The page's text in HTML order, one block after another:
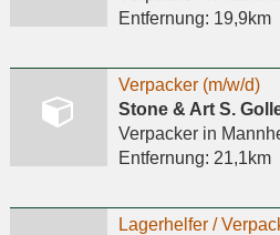
Entfernung: 19,9km
Verpacker (m/w/d)
Stone & Art S.
Verpackerin
Entfernung: 21,1km